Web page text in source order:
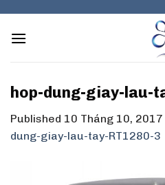
content
hop-dung-giay-lau-
Published 10 Tháng 10, 2017
dung-giay-lau-tay-RT1280-3